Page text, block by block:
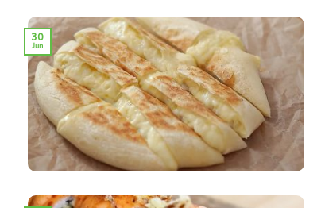
30
Jun